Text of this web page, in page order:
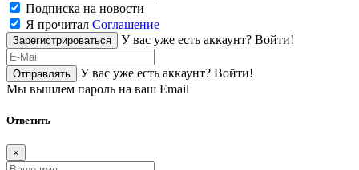
Подписка на новости
Я прочитал Соглашение
Зарегистрироваться У вас уже есть аккаунт? Войти!
Отправлять У вас уже есть аккаунт? Войти!
Мы вышлем пароль на ваш Email
Ответить
×